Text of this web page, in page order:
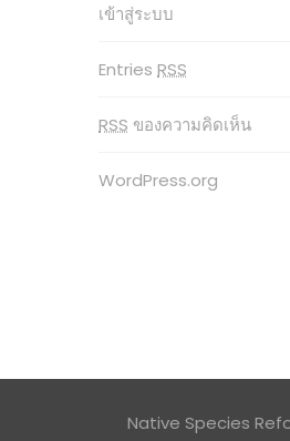
เข้าสู่ระบบ
Entries RSS
RSS ของความคิดเห็น
WordPress.org
Native Species